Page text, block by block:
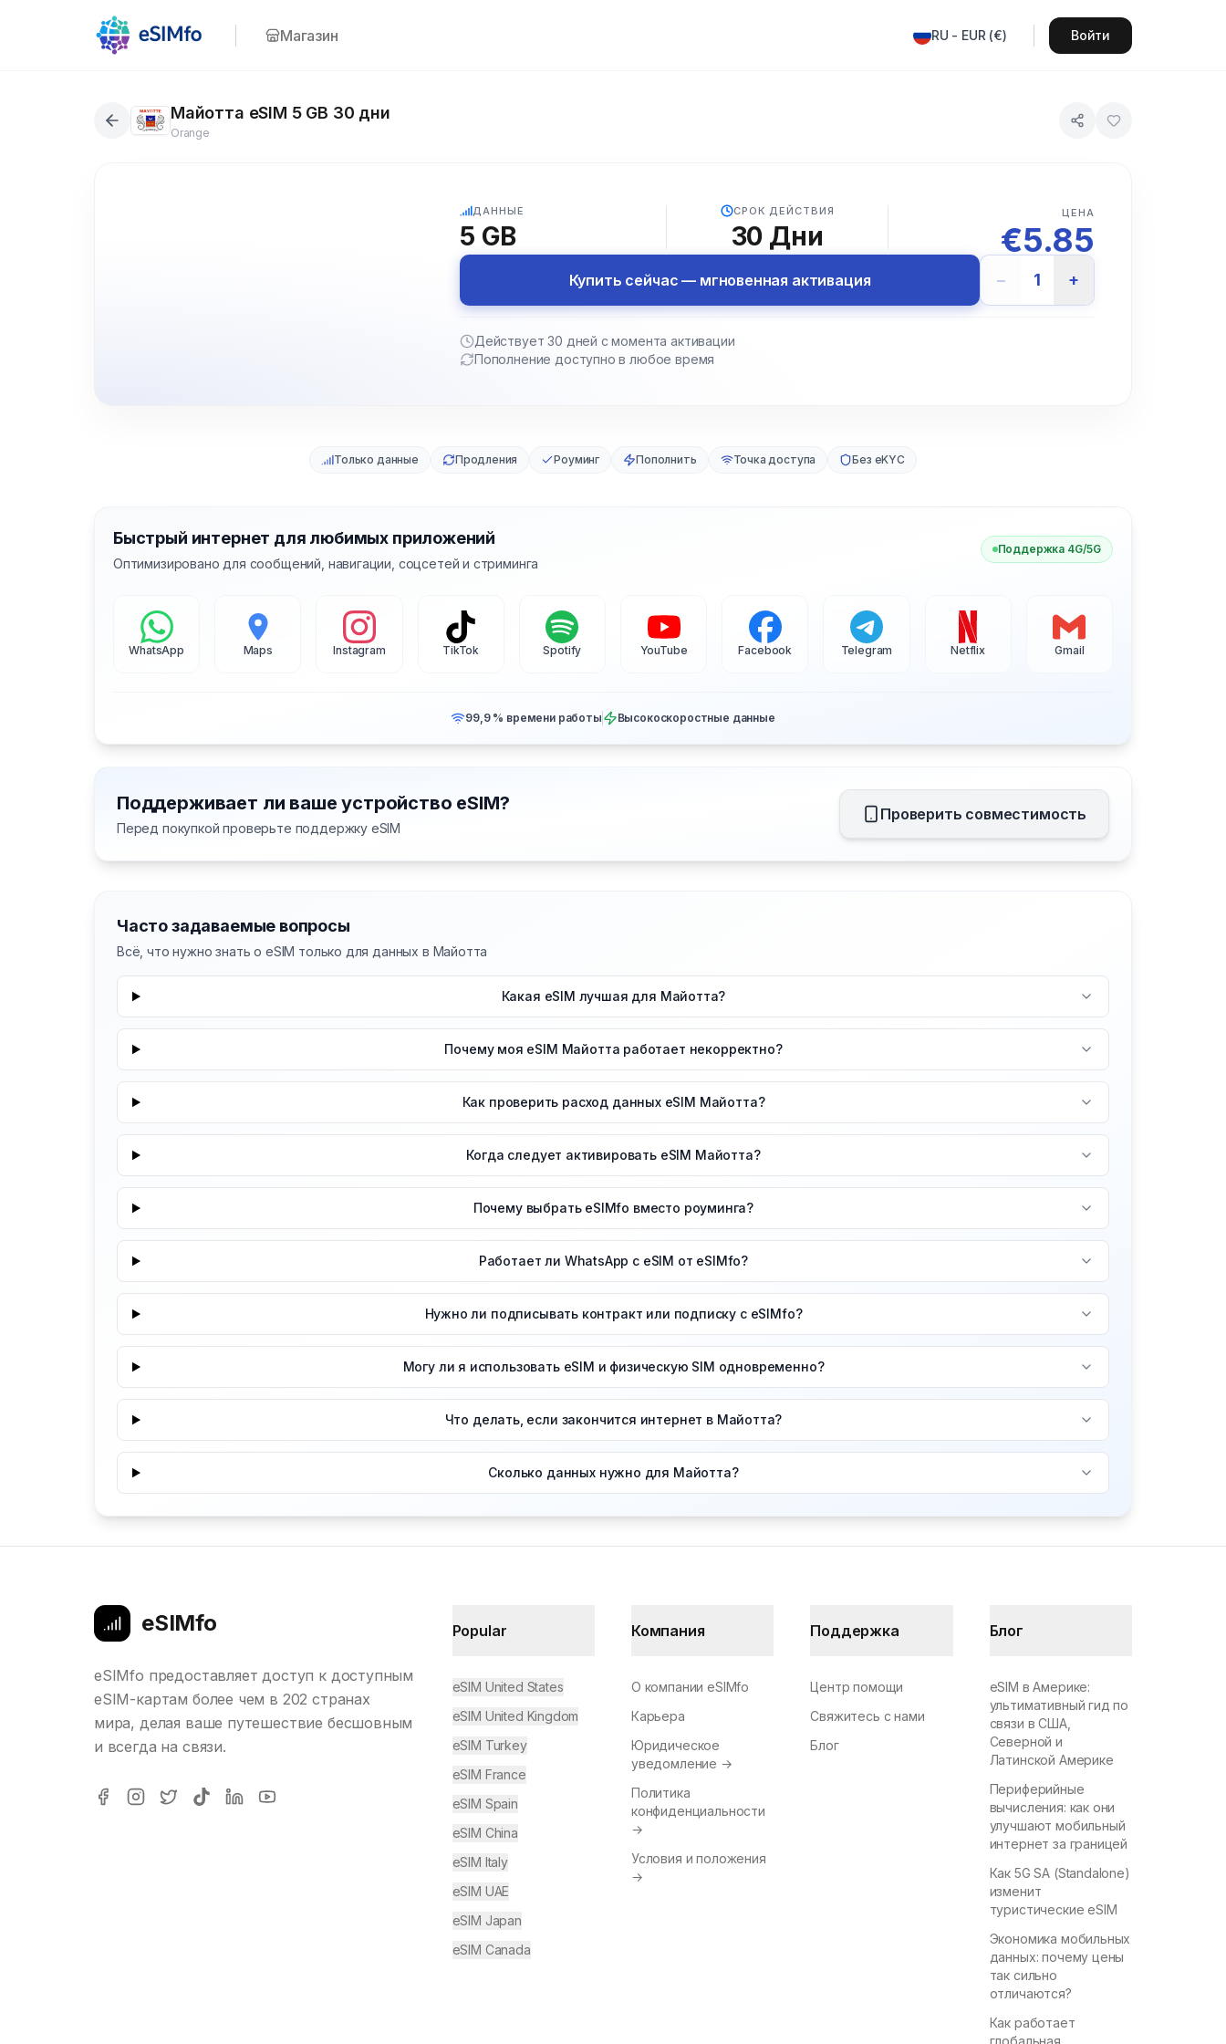
Магазин RU - EUR (€) Войти
Майотта eSIM 5 GB 30 дни
Orange
ДАННЫЕ
5 GB
СРОК ДЕЙСТВИЯ
30 Дни
ЦЕНА
€5.85
Купить сейчас — мгновенная активация − 1 +
Действует 30 дней с момента активации
Пополнение доступно в любое время
Только данные Продления Роуминг Пополнить Точка доступа Без eKYC
Быстрый интернет для любимых приложений
Оптимизировано для сообщений, навигации, соцсетей и стриминга
Поддержка 4G/5G
WhatsApp Maps Instagram TikTok Spotify YouTube Facebook Telegram Netflix Gmail
99,9 % времени работы Высокоскоростные данные
Поддерживает ли ваше устройство eSIM?
Перед покупкой проверьте поддержку eSIM
Проверить совместимость
Часто задаваемые вопросы
Всё, что нужно знать о eSIM только для данных в Майотта
Какая eSIM лучшая для Майотта?
Почему моя eSIM Майотта работает некорректно?
Как проверить расход данных eSIM Майотта?
Когда следует активировать eSIM Майотта?
Почему выбрать eSIMfo вместо роуминга?
Работает ли WhatsApp с eSIM от eSIMfo?
Нужно ли подписывать контракт или подписку с eSIMfo?
Могу ли я использовать eSIM и физическую SIM одновременно?
Что делать, если закончится интернет в Майотта?
Сколько данных нужно для Майотта?
eSIMfo
eSIMfo предоставляет доступ к доступным
eSIM-картам более чем в 202 странах
мира, делая ваше путешествие бесшовным
и всегда на связи.
Popular
eSIM United States
eSIM United Kingdom
eSIM Turkey
eSIM France
eSIM Spain
eSIM China
eSIM Italy
eSIM UAE
eSIM Japan
eSIM Canada
Компания
О компании eSIMfo
Карьера
Юридическое
уведомление →
Политика
конфиденциальности
→
Условия и положения
→
Поддержка
Центр помощи
Свяжитесь с нами
Блог
Блог
eSIM в Америке:
ультимативный гид по
связи в США,
Северной и
Латинской Америке
Периферийные
вычисления: как они
улучшают мобильный
интернет за границей
Как 5G SA (Standalone)
изменит
туристические eSIM
Экономика мобильных
данных: почему цены
так сильно
отличаются?
Как работает
глобальная